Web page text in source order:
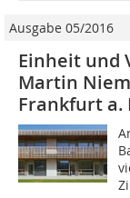
Ausgabe 05/2016
Einheit und
Martin
Frankfurt a.